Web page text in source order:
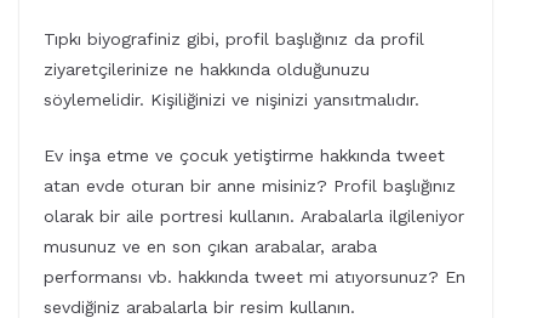
Tıpkı biyografiniz gibi, profil başlığınız da profil
ziyaretçilerinize ne hakkında olduğunuzu
söylemelidir. Kişiliğinizi ve nişinizi yansıtmalıdır.
Ev inşa etme ve çocuk yetiştirme hakkında tweet
atan evde oturan bir anne misiniz? Profil başlığınız
olarak bir aile portresi kullanın. Arabalarla ilgileniyor
musunuz ve en son çıkan arabalar, araba
performansı vb. hakkında tweet mi atıyorsunuz? En
sevdiğiniz arabalarla bir resim kullanın.